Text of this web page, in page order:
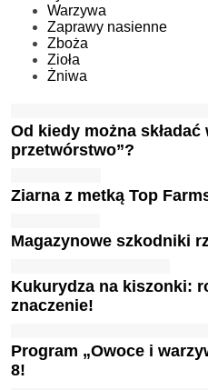
Warzywa
Zaprawy nasienne
Zboża
Zioła
Żniwa
Od kiedy można składać
przetwórstwo”?
Ziarna z metką Top
Magazynowe szkodniki
Kukurydza na kiszonki:
znaczenie!
Program „Owoce i
8!